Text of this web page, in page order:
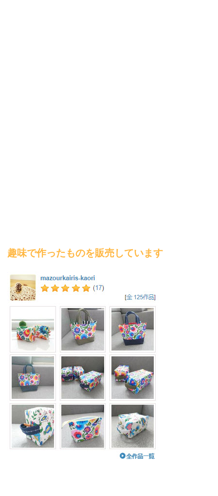
趣味で作ったものを販売しています